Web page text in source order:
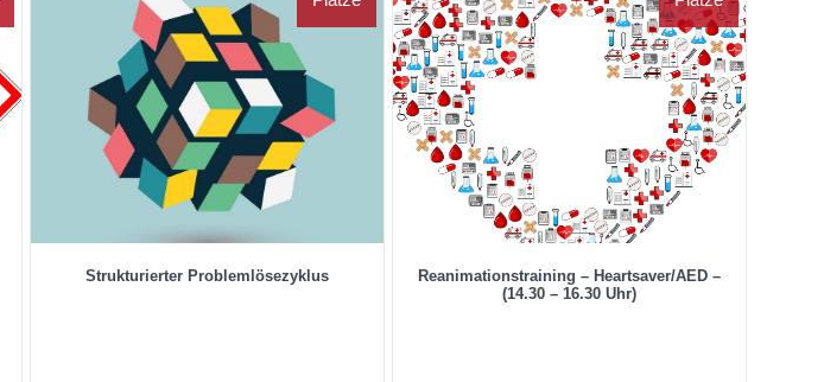
Strukturierter Problemlösezyklus
Reanimationstraining – Heartsaver/AED –
(14.30 – 16.30 Uhr)